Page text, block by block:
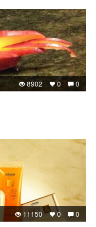
0
0
8902
0
0
11150